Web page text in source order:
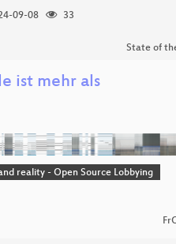
09-08
33
State of
ist mehr als
reality - Open Source Lobbying